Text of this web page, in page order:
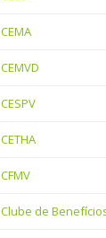
CEMA
CEMVD
CESPV
CETHA
CFMV
Clube de